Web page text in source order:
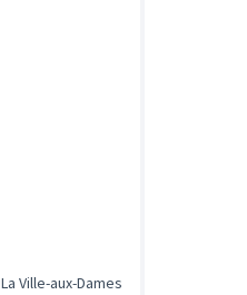
La Ville-aux-Dames